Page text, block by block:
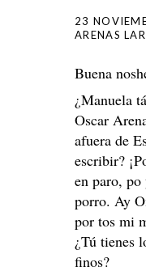
23
ARENAS
Buena
¿Manuela
Oscar
afuera de
escribir?
en paro, po
porro. Ay
por tos mi
¿Tú tienes
finos?